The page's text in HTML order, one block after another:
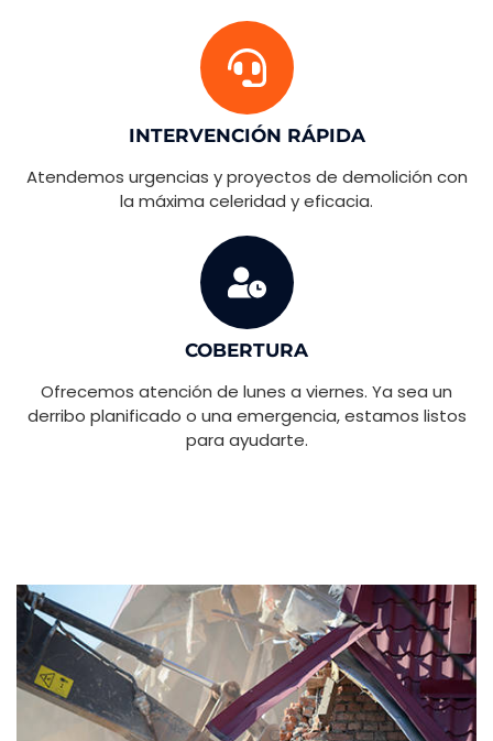
INTERVENCIÓN RÁPIDA
Atendemos urgencias y proyectos de demolición con
la máxima celeridad y eficacia.
COBERTURA
Ofrecemos atención de lunes a viernes. Ya sea un
derribo planificado o una emergencia, estamos listos
para ayudarte.